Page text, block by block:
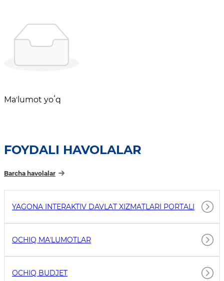
Maʼlumot yoʻq
FOYDALI HAVOLALAR
Barcha havolalar
YAGONA INTERAKTIV DAVLAT XIZMATLARI PORTALI
OCHIQ MAʼLUMOTLAR
OCHIQ BUDJET